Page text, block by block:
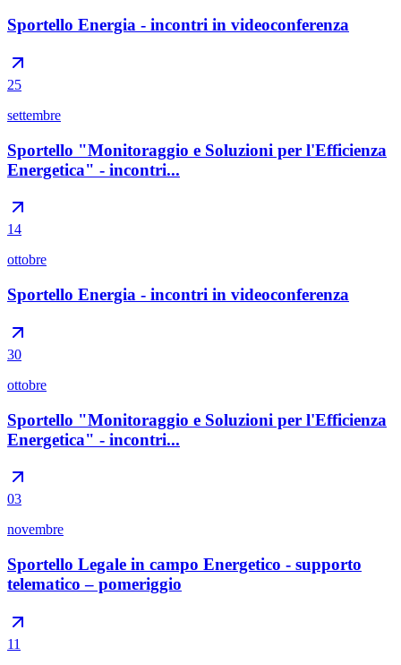
Sportello Energia - incontri in videoconferenza
25
settembre
Sportello "Monitoraggio e Soluzioni per l'Efficienza
Energetica" - incontri...
14
ottobre
Sportello Energia - incontri in videoconferenza
30
ottobre
Sportello "Monitoraggio e Soluzioni per l'Efficienza
Energetica" - incontri...
03
novembre
Sportello Legale in campo Energetico - supporto
telematico – pomeriggio
11